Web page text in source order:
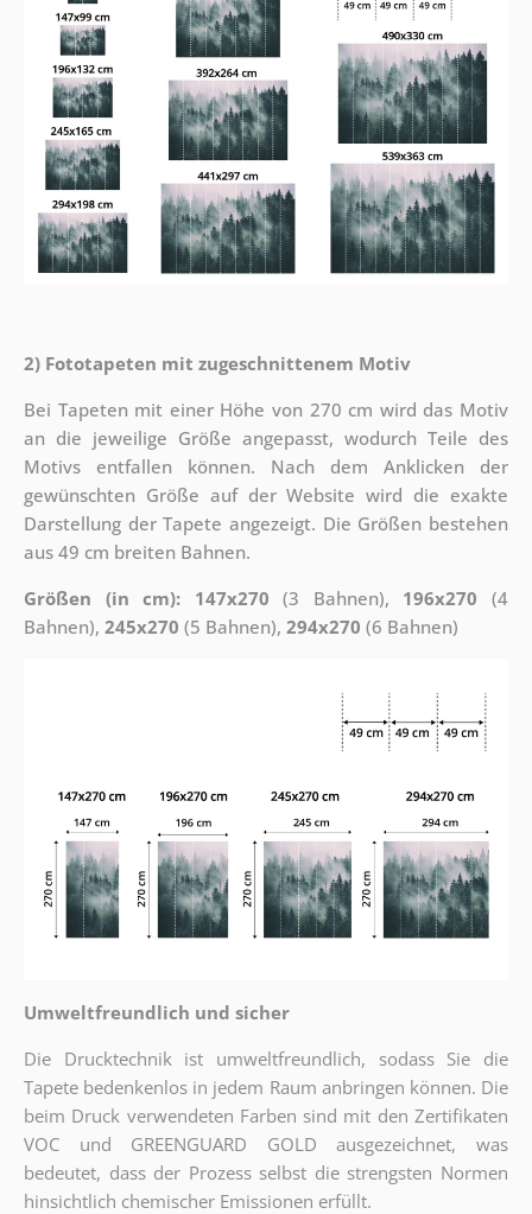
2) Fototapeten mit zugeschnittenem Motiv
Bei Tapeten mit einer Höhe von 270 cm wird das Motiv
an die jeweilige Größe angepasst, wodurch Teile des
Motivs entfallen können. Nach dem Anklicken der
gewünschten Größe auf der Website wird die exakte
Darstellung der Tapete angezeigt. Die Größen bestehen
aus 49 cm breiten Bahnen.
Größen (in cm): 147x270 (3 Bahnen), 196x270 (4
Bahnen), 245x270 (5 Bahnen), 294x270 (6 Bahnen)
Umweltfreundlich und sicher
Die Drucktechnik ist umweltfreundlich, sodass Sie die
Tapete bedenkenlos in jedem Raum anbringen können. Die
beim Druck verwendeten Farben sind mit den Zertifikaten
VOC und GREENGUARD GOLD ausgezeichnet, was
bedeutet, dass der Prozess selbst die strengsten Normen
hinsichtlich chemischer Emissionen erfüllt.